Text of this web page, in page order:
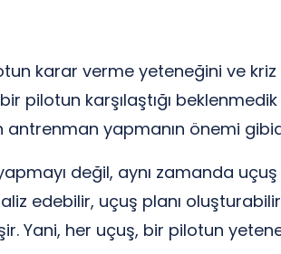
karar verme yeteneğini ve
pilotun karşılaştığı
antrenman yapmanın önemi
değil, aynı zamanda
edebilir, uçuş planı
Yani, her uçuş, bir pilotun